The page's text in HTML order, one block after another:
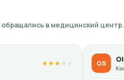
в медицинский центр.
Olga Sidorova